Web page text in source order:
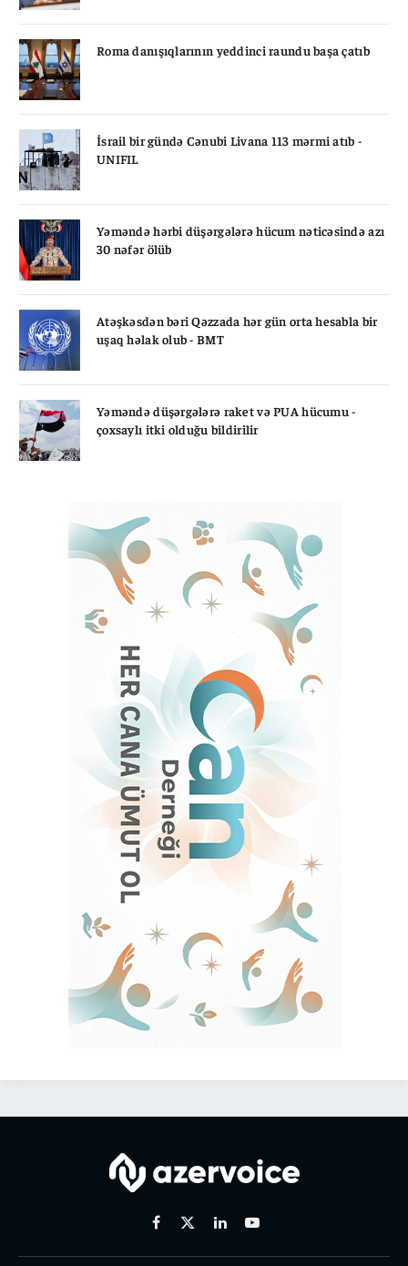
Roma danışıqlarının yeddinci raundu başa çatıb
İsrail bir gündə Cənubi Livana 113 mərmi atıb -
UNIFIL
Yəməndə hərbi düşərgələrə hücum nəticəsində azı
30 nəfər ölüb
Atəşkəsdən bəri Qəzzada hər gün orta hesabla bir
uşaq həlak olub - BMT
Yəməndə düşərgələrə raket və PUA hücumu -
çoxsaylı itki olduğu bildirilir
Facebook
X
LinkedinYoutube